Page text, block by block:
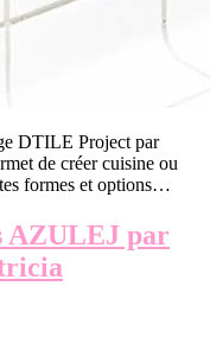
DTILE Project par
de créer cuisine ou
formes et options…
AZULEJ par